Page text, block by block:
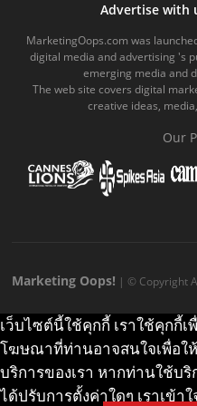
b
o
o
k
c
o
u
b
e
.
o
m
Advertise with
MarketingOops.com was
digital media and advertising 's
emerging media and
The web site covers digital
creative ideas,
Our
Marketing Oops! | © Copyright
เว็บไซต์นี้ใช้คุกกี้ เราใช้คุกกี้
โฆษณาที่ท่านอาจสนใจเพื่อ
บริการของเรา หากท่านใช้บ
ได้ปรับการตั้งค่าใดๆ เราเข้า